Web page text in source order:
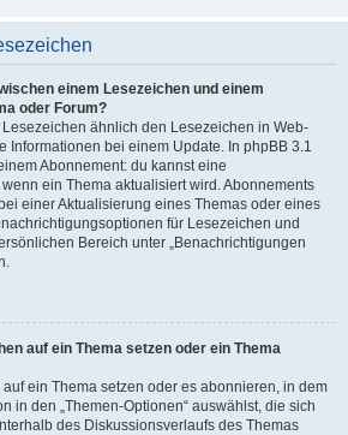
einem Lesezeichen und einem
oder Forum?
ähnlich den Lesezeichen in Web-
Informationen bei einem Update. In phpBB 3.1
Abonnement: du kannst eine
ein Thema aktualisiert wird. Abonnements
einer Aktualisierung eines Themas oder eines
für Lesezeichen und
Bereich unter „Benachrichtigungen
auf ein Thema setzen oder ein Thema
ein Thema setzen oder es abonnieren, in dem
in den „Themen-Optionen“ auswählst, die sich
des Diskussionsverlaufs des Themas